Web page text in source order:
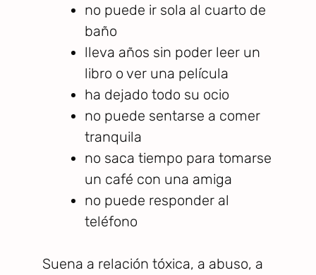
no puede ir sola al cuarto de
baño
lleva años sin poder leer un
libro o ver una película
ha dejado todo su ocio
no puede sentarse a comer
tranquila
no saca tiempo para tomarse
un café con una amiga
no puede responder al
teléfono
Suena a relación tóxica, a abuso, a